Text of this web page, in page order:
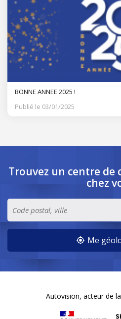
BONNE ANNEE 2025 !
Publié le 03/01/2025
Trouvez un centre de
chez
Me
Autovision, acteur de